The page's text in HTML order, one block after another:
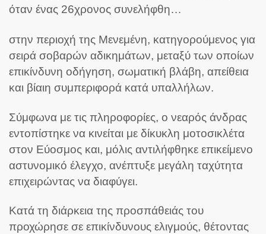
όταν ένας 26χρονος συνελήφθη…
στην περιοχή της Μενεμένη, κατηγορούμενος για
σειρά σοβαρών αδικημάτων, μεταξύ των οποίων
επικίνδυνη οδήγηση, σωματική βλάβη, απείθεια
και βίαιη συμπεριφορά κατά υπαλλήλων.
Σύμφωνα με τις πληροφορίες, ο νεαρός άνδρας
εντοπίστηκε να κινείται με δίκυκλη μοτοσικλέτα
στον Εύοσμος και, μόλις αντιλήφθηκε επικείμενο
αστυνομικό έλεγχο, ανέπτυξε μεγάλη ταχύτητα
επιχειρώντας να διαφύγει.
Κατά τη διάρκεια της προσπάθειάς του
προχώρησε σε επικίνδυνους ελιγμούς, θέτοντας